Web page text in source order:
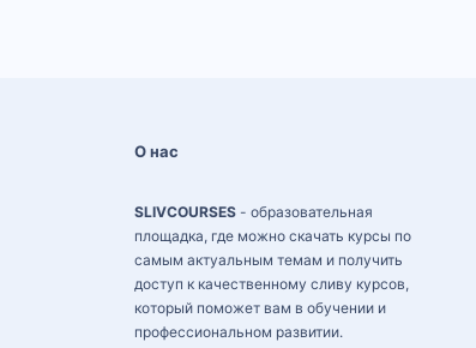
О нас
SLIVCOURSES - образовательная
площадка, где можно скачать курсы по
самым актуальным темам и получить
доступ к качественному сливу курсов,
который поможет вам в обучении и
профессиональном развитии.